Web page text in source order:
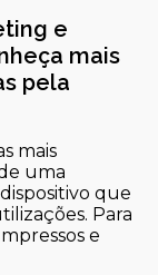
e
mais
pela
mais
uma
que
Para
e